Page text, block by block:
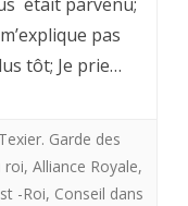
volto.
CJA.La
…
pas
tôt; Je prie…
Garde des
roi, Alliance Royale,
-Roi, Conseil dans